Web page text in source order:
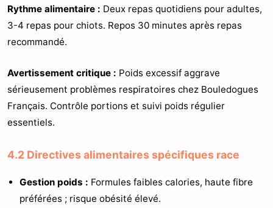
Rythme alimentaire : Deux repas quotidiens pour adultes,
3-4 repas pour chiots. Repos 30 minutes après repas
recommandé.
Avertissement critique : Poids excessif aggrave
sérieusement problèmes respiratoires chez Bouledogues
Français. Contrôle portions et suivi poids régulier
essentiels.
4.2 Directives alimentaires spécifiques race
Gestion poids : Formules faibles calories, haute fibre
préférées ; risque obésité élevé.